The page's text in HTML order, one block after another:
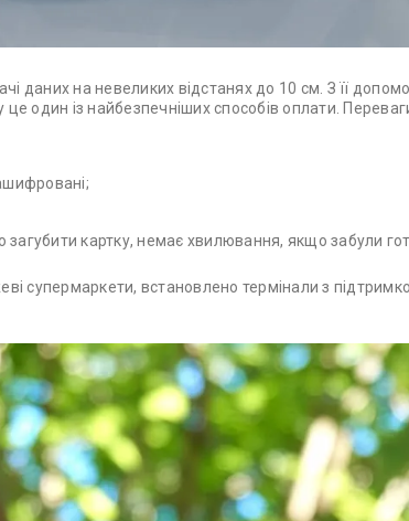
даних на невеликих відстанях до 10 см. З її
один із найбезпечніших способів оплати.
загубити картку, немає хвилювання, якщо забули
супермаркети, встановлено термінали з